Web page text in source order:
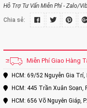
Hỗ Trợ Tư Vấn Miễn Phí - Zalo/
Chia sẻ:
Miễn Phí Giao Hàng
HCM: 69/52 Nguyễn Gia
HCM: 445 Trần Xuân Soạn,
HCM: 656 Võ Nguyên Giáp,